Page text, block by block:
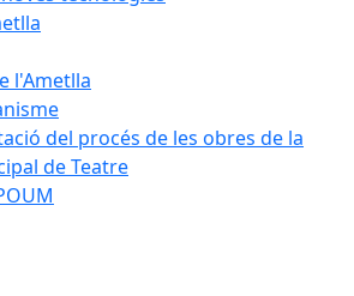
l'Ametlla
del procés de les obres de la
de Teatre